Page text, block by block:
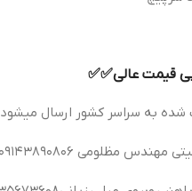
قیمت عالی✅✅
به سراسر کشور ارسال میشود
مظلومی 09143890806